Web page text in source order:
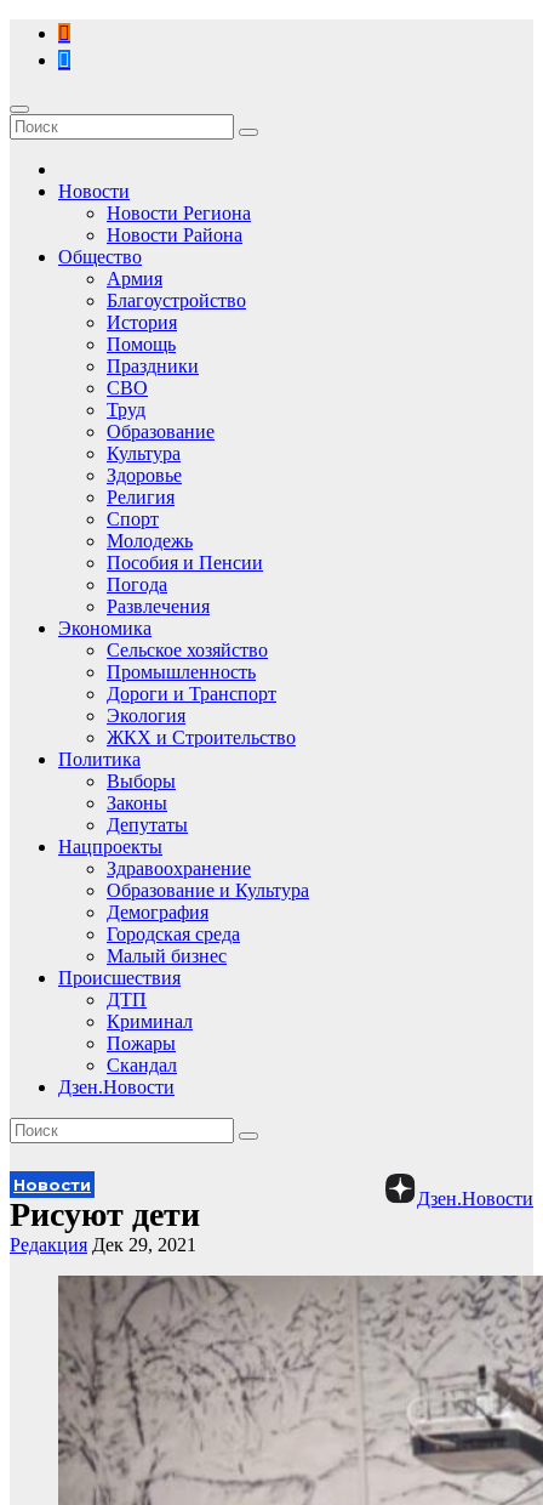
Перейти
содержимому
Новости
Новости Региона
Новости Района
Общество
Армия
Благоустройство
История
Помощь
Праздники
СВО
Труд
Образование
Культура
Здоровье
Религия
Спорт
Молодежь
Пособия и Пенсии
Погода
Развлечения
Экономика
Сельское хозяйство
Промышленность
Дороги и Транспорт
Экология
ЖКХ и Строительство
Политика
Выборы
Законы
Депутаты
Нацпроекты
Здравоохранение
Образование и Культура
Демография
Городская среда
Малый бизнес
Происшествия
ДТП
Криминал
Пожары
Скандал
Дзен.Новости
Дзен.Новости
Новости
Рисуют дети
Редакция Дек 29, 2021